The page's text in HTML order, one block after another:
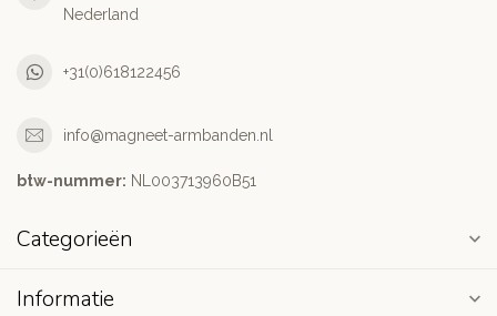
Nederland
+31(0)618122456
info@magneet-armbanden.nl
btw-nummer: NL003713960B51
Categorieën
Informatie